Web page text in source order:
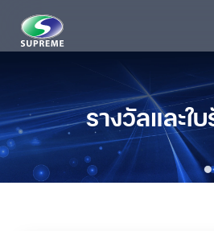
ค้นหาในเว็บไซต์
รางวัลและใ